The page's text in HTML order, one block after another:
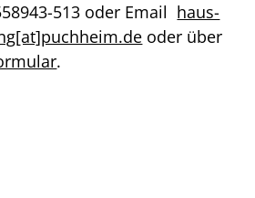
513 oder Email haus-
oder über
.